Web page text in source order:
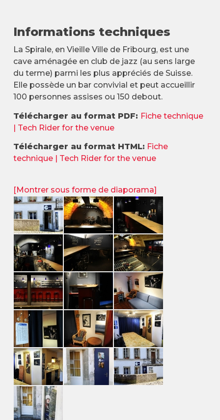
Informations techniques
La Spirale, en Vieille Ville de Fribourg, est une
cave aménagée en club de jazz (au sens large
du terme) parmi les plus appréciés de Suisse.
Elle possède un bar convivial et peut accueillir
100 personnes assises ou 150 debout.
Télécharger au format PDF: Fiche technique
| Tech Rider for the venue
Télécharger au format HTML: Fiche
technique | Tech Rider for the venue
[Montrer sous forme de diaporama]